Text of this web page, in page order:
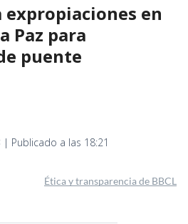
expropiaciones en
Paz para
puente
Publicado a las 18:21
Ética y transparencia de BBCL